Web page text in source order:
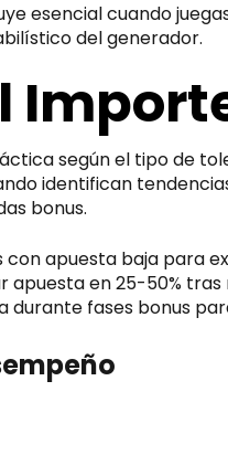
esencial cuando
del generador.
según el tipo de
identifican
bonus.
con apuesta baja para
apuesta en 25-50%
durante fases bonus